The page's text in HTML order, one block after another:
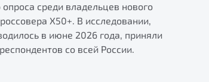
среди владельцев нового
X50+. В исследовании,
в июне 2026 года, приняли
со всей России.